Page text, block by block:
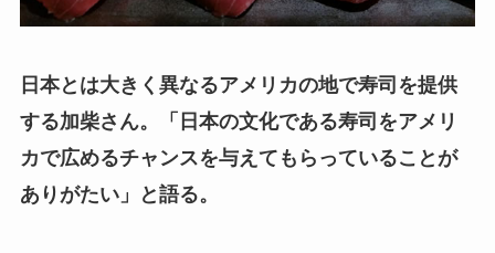
日本とは大きく異なるアメリカの地で寿司を提供
する加柴さん。「日本の文化である寿司をアメリ
カで広めるチャンスを与えてもらっていることが
ありがたい」と語る。